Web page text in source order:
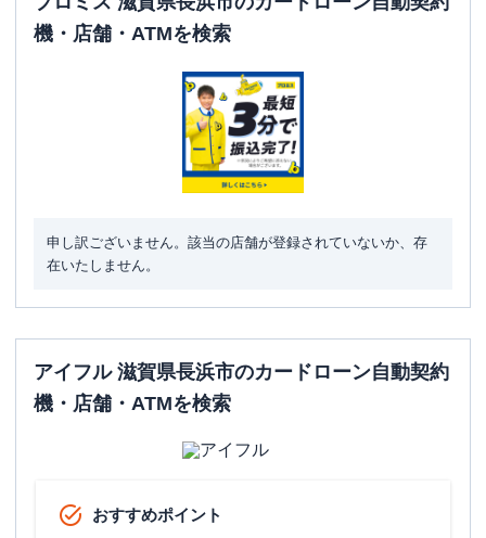
日祝： 24時間
✕
滋賀県長浜市宮司町１１４２-２ オーケ
ンビル４Ｆ
機・店舗・ATMを検索
申し訳ございません。該当の店舗が登録されていないか、存
在いたしません。
アイフル 滋賀県長浜市のカードローン自動契約
機・店舗・ATMを検索
おすすめポイント